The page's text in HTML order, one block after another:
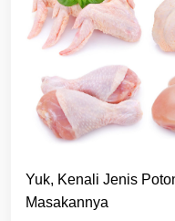
Yuk, Kenali Jenis
Masakannya